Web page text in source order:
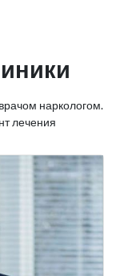
наркологом.
лечения